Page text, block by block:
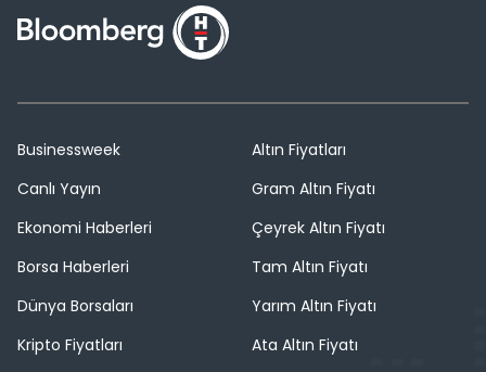
Businessweek
Canlı Yayın
Ekonomi Haberleri
Borsa Haberleri
Dünya Borsaları
Kripto Fiyatları
Altın Fiyatları
Gram Altın Fiyatı
Çeyrek Altın Fiyatı
Tam Altın Fiyatı
Yarım Altın Fiyatı
Ata Altın Fiyatı